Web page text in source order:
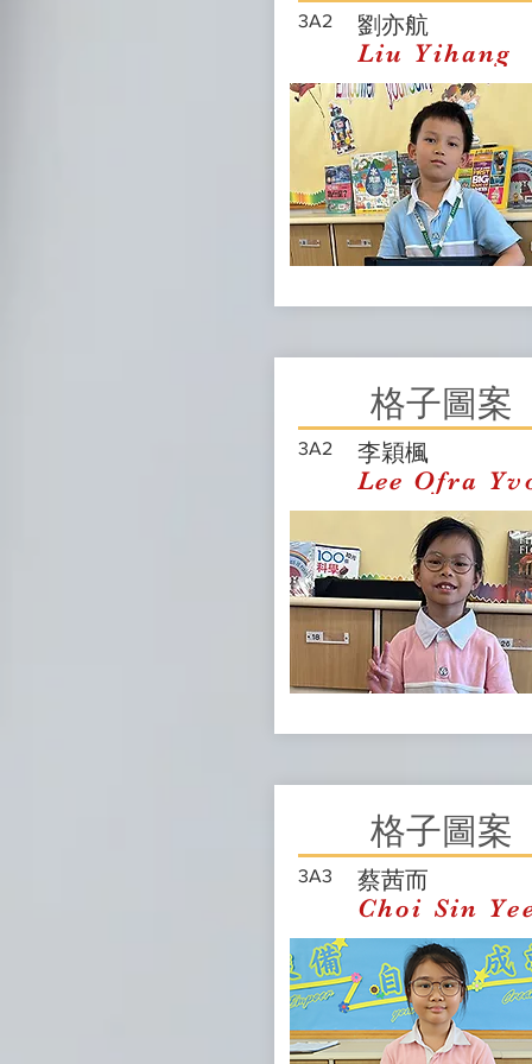
3A2 劉亦航
Liu Yihang
格子圖案
3A2 李穎楓
Lee Ofra
格子圖案
3A3 蔡茜而
Choi Sin